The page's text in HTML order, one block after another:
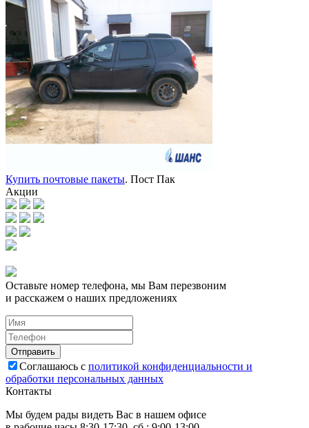
Купить почтовые пакеты. Пост Пак
Акции
Оставьте номер телефона, мы Вам перезвоним
и расскажем о наших предложениях
Соглашаюсь с политикой конфиденциальности и
обработки персональных данных
Контакты
Мы будем рады видеть Вас в нашем офисе